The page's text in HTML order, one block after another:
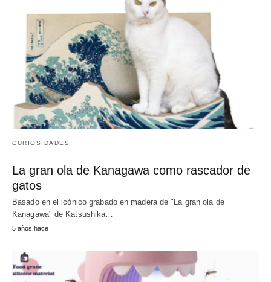
CURIOSIDADES
La gran ola de Kanagawa como rascador de
gatos
Basado en el icónico grabado en madera de "La gran ola de
Kanagawa" de Katsushika…
5 años hace